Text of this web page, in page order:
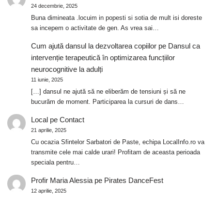
24 decembrie, 2025
Buna dimineata .locuim in popesti si sotia de mult isi doreste
sa incepem o activitate de gen. As vrea sai…
Cum ajută dansul la dezvoltarea copiilorpe Dansul ca
intervenție terapeutică în optimizarea funcțiilor
neurocognitive la adulți
11 iunie, 2025
[…] dansul ne ajută să ne eliberăm de tensiuni și să ne
bucurăm de moment. Participarea la cursuri de dans…
Localpe Contact
21 aprilie, 2025
Cu ocazia Sfintelor Sarbatori de Paste, echipa LocalInfo.ro va
transmite cele mai calde urari! Profitam de aceasta perioada
speciala pentru…
Profir Maria Alessiape Pirates DanceFest
12 aprilie, 2025